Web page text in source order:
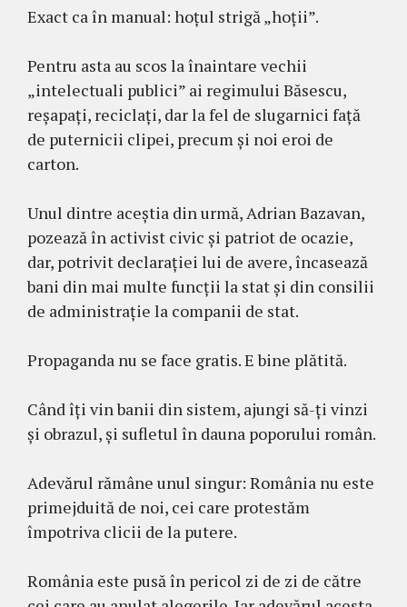
Exact ca în manual: hoțul strigă „hoții”.
Pentru asta au scos la înaintare vechii
„intelectuali publici” ai regimului Băsescu,
reșapați, reciclați, dar la fel de slugarnici față
de puternicii clipei, precum și noi eroi de
carton.
Unul dintre aceștia din urmă, Adrian Bazavan,
pozează în activist civic și patriot de ocazie,
dar, potrivit declarației lui de avere, încasează
bani din mai multe funcții la stat și din consilii
de administrație la companii de stat.
Propaganda nu se face gratis. E bine plătită.
Când îți vin banii din sistem, ajungi să-ți vinzi
și obrazul, și sufletul în dauna poporului român.
Adevărul rămâne unul singur: România nu este
primejduită de noi, cei care protestăm
împotriva clicii de la putere.
România este pusă în pericol zi de zi de către